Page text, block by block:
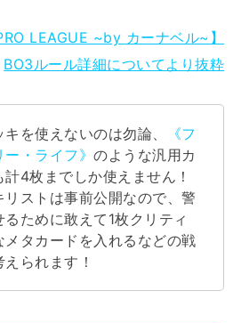
LEAGUE ~by カーナベル~】
BO3ルール詳細についてより抜粋
キを使えないのは勿論、
《フ
ー・ライフ》のような汎用カ
計4枚までしか使えません！
リストは事前公開なので、警
るために敢えて1枚クリティ
メタカードを入れるなどの戦
られます！